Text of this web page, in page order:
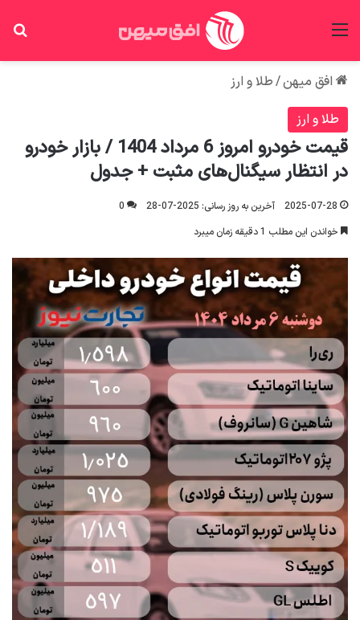
افق میهن/طلا و ارز
طلا و ارز
قیمت خودرو امروز 6 مرداد 1404 / بازار خودرو
در انتظار سیگنال‌های مثبت + جدول
2025-07-28 آخرین به روز رسانی: 2025-07-28
0
خواندن این مطلب 1 دقیقه زمان میبرد